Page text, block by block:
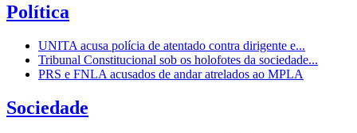
Política
UNITA acusa polícia de atentado contra dirigente e...
Tribunal Constitucional sob os holofotes da sociedade...
PRS e FNLA acusados de andar atrelados ao MPLA
Sociedade